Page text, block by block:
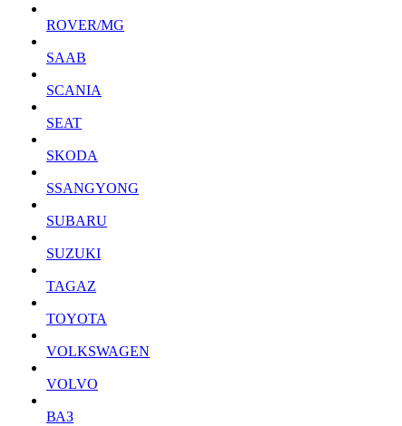
ROVER/MG
SAAB
SCANIA
SEAT
SKODA
SSANGYONG
SUBARU
SUZUKI
TAGAZ
TOYOTA
VOLKSWAGEN
VOLVO
ВАЗ